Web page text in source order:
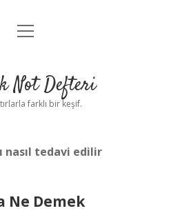
Anasayfa
Uyarı
menüyü
Not Defteri
farklı bir keşif.
nasıl tedavi edilir
Ne Demek